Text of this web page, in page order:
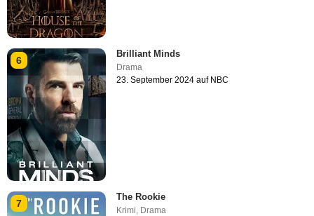
6
Brilliant Minds
Drama
23. September 2024 auf NBC
7
The Rookie
Krimi Drama